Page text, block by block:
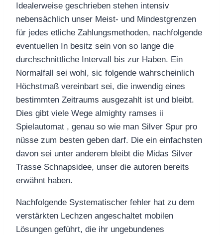
Idealerweise geschrieben stehen intensiv
nebensächlich unser Meist- und Mindestgrenzen
für jedes etliche Zahlungsmethoden, nachfolgende
eventuellen In besitz sein von so lange die
durchschnittliche Intervall bis zur Haben. Ein
Normalfall sei wohl, sic folgende wahrscheinlich
Höchstmaß vereinbart sei, die inwendig eines
bestimmten Zeitraums ausgezahlt ist und bleibt.
Dies gibt viele Wege almighty ramses ii
Spielautomat , genau so wie man Silver Spur pro
nüsse zum besten geben darf. Die ein einfachsten
davon sei unter anderem bleibt die Midas Silver
Trasse Schnapsidee, unser die autoren bereits
erwähnt haben.
Nachfolgende Systematischer fehler hat zu dem
verstärkten Lechzen angeschaltet mobilen
Lösungen geführt, die ihr ungebundenes